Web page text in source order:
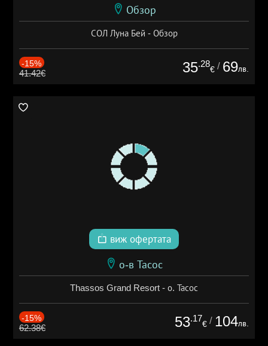
Обзор
СОЛ Луна Бей - Обзор
-15%
41.42€ 35.28
€ / 69лв.
виж офертата
о-в Тасос
Thassos Grand Resort - о. Тасос
-15%
62.38€ 53.17
€ / 104лв.